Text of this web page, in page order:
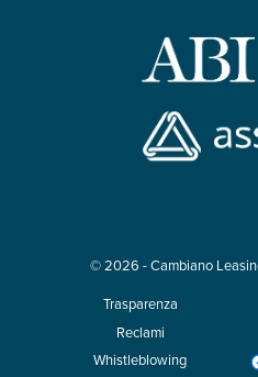
©2026 - Cambiano
Trasparenza
Reclami
Whistleblowing